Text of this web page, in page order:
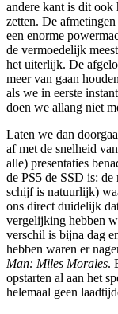
andere kant is dit ook
zetten. De
een enorme
de vermoedelijk
het uiterlijk. De
meer van gaan
als we in eerste
doen we allang niet
Laten we dan
af met de snelheid
alle) presentaties
de PS5 de SSD is:
schijf is natuurlijk)
ons direct duidelijk
vergelijking hebben
verschil is bijna dag
hebben waren er
Man: Miles Morales.
opstarten al aan het
helemaal geen